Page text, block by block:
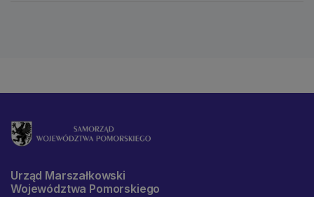
Urząd Marszałkowski
Województwa Pomorskiego